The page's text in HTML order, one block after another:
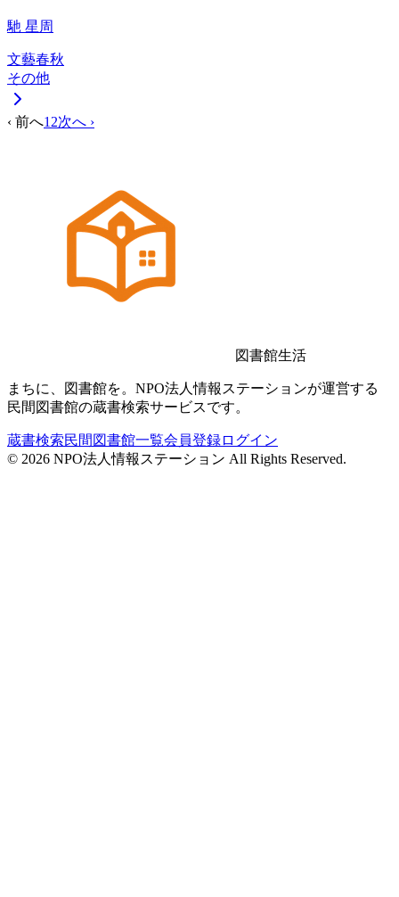
馳 星周
文藝春秋
その他
‹ 前へ1 2次へ ›
図書館生活
まちに、図書館を。NPO法人情報ステーションが運営する
民間図書館の蔵書検索サービスです。
蔵書検索民間図書館一覧会員登録ログイン
© 2026 NPO法人情報ステーション All Rights Reserved.